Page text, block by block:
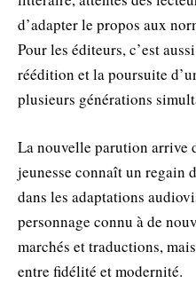
d’adapter le propos aux
Pour les éditeurs, c’est
réédition et la poursuite
plusieurs générations
La nouvelle parution arrive
jeunesse connaît un regain
dans les adaptations
personnage connu à de
marchés et traductions,
entre fidélité et modernité.